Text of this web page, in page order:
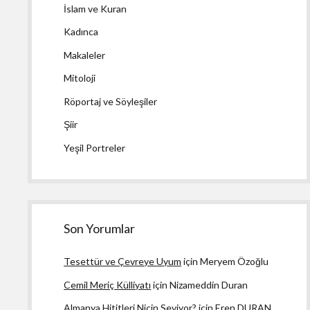
İslam ve Kuran
Kadınca
Makaleler
Mitoloji
Röportaj ve Söyleşiler
Şiir
Yeşil Portreler
Son Yorumlar
Tesettür ve Çevreye Uyum içinMeryem Özoğlu
Cemil Meriç Külliyatı içinNizameddin Duran
Almanya Hititleri Niçin Seviyor? içinEren DURAN